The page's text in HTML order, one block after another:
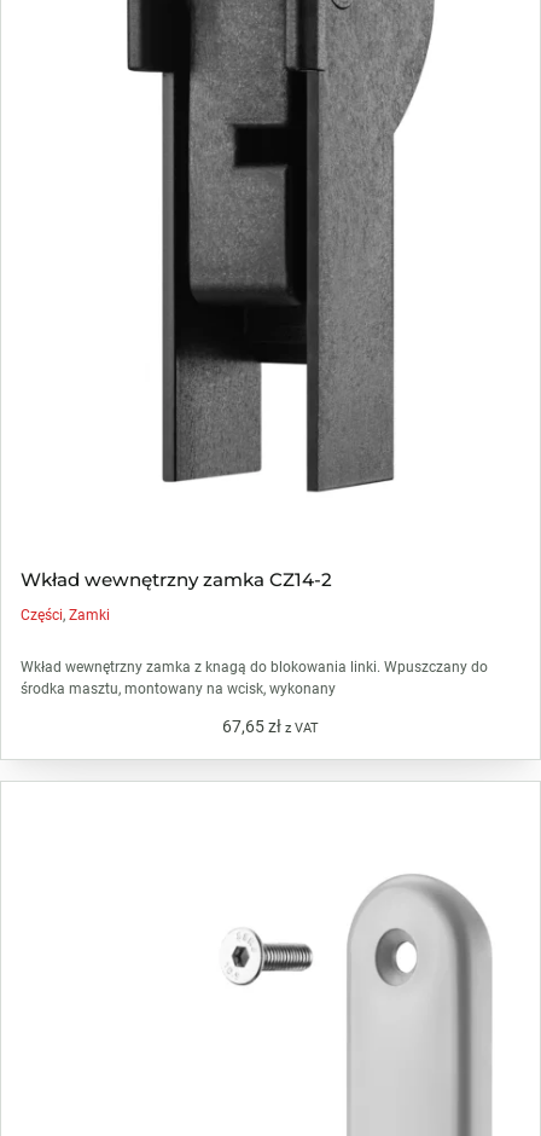
Wkład wewnętrzny zamka CZ14-2
Części,Zamki
Wkład wewnętrzny zamka z knagą do blokowania linki. Wpuszczany do
środka masztu, montowany na wcisk, wykonany
67,65zł z VAT